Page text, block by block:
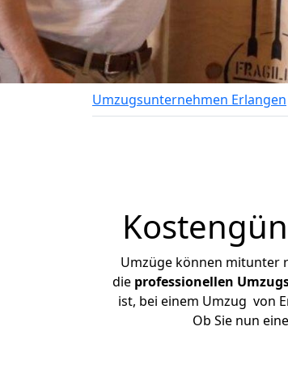
Umzugsunternehmen Erlangen
Umzüge können mitunter
die professionellen
ist, bei einem Umzug von
Ob Sie nun